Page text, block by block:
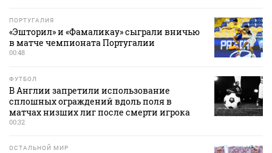
ПОРТУГАЛИЯ
«Эшторил» и «Фамаликау» сыграли вничью
в матче чемпионата Португалии
00:48
ФУТБОЛ
В Англии запретили использование
сплошных ограждений вдоль поля в
матчах низших лиг после смерти игрока
00:32
ОСТАЛЬНОЙ МИР